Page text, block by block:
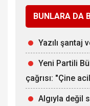
BUNLARA DA
Yazılı şantaj
Yeni Partili
çağrısı: "Çine
Algıyla değil